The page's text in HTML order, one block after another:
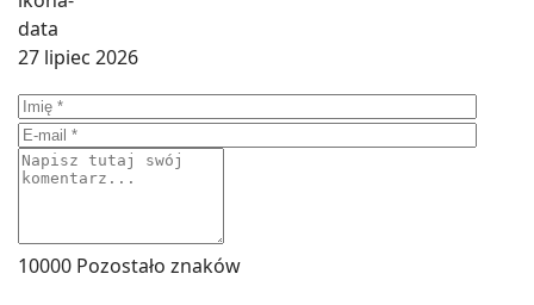
27 lipiec 2026
10000 Pozostało znaków